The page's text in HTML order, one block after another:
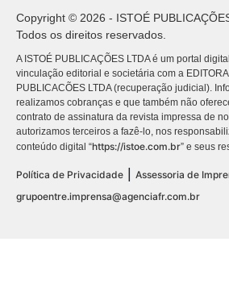
Copyright © 2026 - ISTOÉ
Todos os direitos reservados.
A ISTOÉ PUBLICAÇÕES LTDA é um portal
vinculação editorial e societária com a
PUBLICACÕES LTDA (recuperação judicial).
realizamos cobranças e que também não
contrato de assinatura da revista impressa de
autorizamos terceiros a fazê-lo, nos
conteúdo digital “https://istoe.com.br” e seus
Política de Privacidade
Assessoria de
grupoentre.imprensa@agenciafr.com.br